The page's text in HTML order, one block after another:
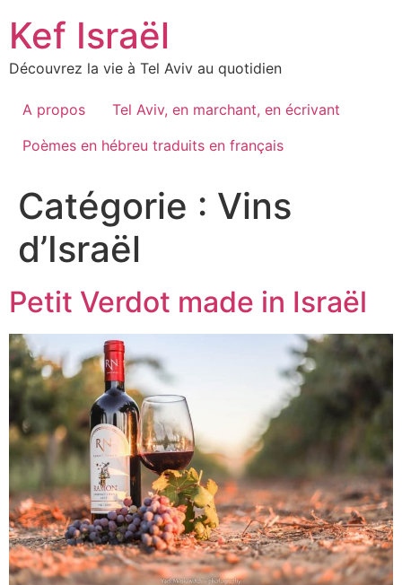
content
Kef Israël
Découvrez la vie à Tel Aviv au quotidien
A propos
Tel Aviv, en marchant, en écrivant
Poèmes en hébreu traduits en français
Catégorie : Vins
d’Israël
Petit Verdot made in Israël